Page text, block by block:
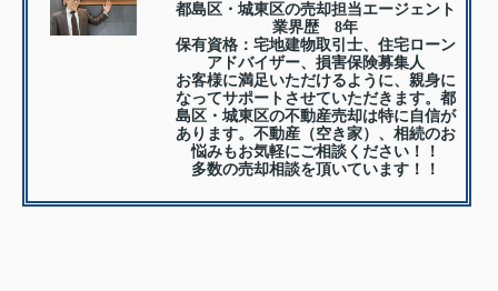
都島区・城東区の売却担当エージェント
業界歴 8年
保有資格：宅地建物取引士、住宅ローン
アドバイザー、損害保険募集人
お客様に満足いただけるように、親身に
なってサポートさせていただきます。都
島区・城東区の不動産売却は特に自信が
あります。不動産（空き家）、相続のお
悩みもお気軽にご相談ください！！
多数の売却相談を頂いています！！